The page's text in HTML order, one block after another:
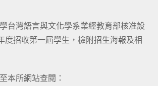
台灣語言與文化學系業經教育部核准設
度招收第一屆學生，檢附招生海報及相
本所網站查閱：